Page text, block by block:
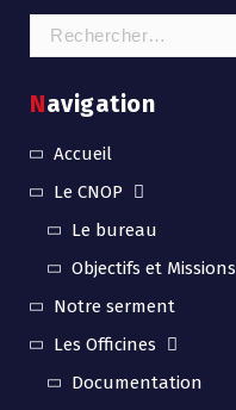
Navigation
Accueil
Le CNOP
Le bureau
Objectifs et Missions
Notre serment
Les Officines
Documentation